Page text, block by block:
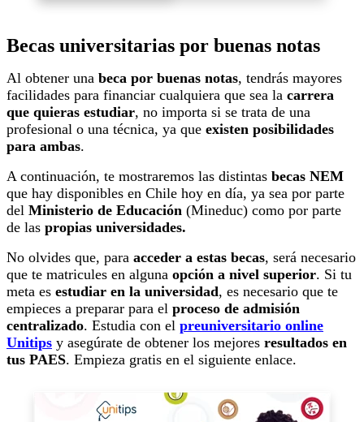
Becas universitarias por buenas notas
Al obtener una beca por buenas notas, tendrás mayores
facilidades para financiar cualquiera que sea la carrera
que quieras estudiar, no importa si se trata de una
profesional o una técnica, ya que existen posibilidades
para ambas.
A continuación, te mostraremos las distintas becas NEM
que hay disponibles en Chile hoy en día, ya sea por parte
del Ministerio de Educación (Mineduc) como por parte
de las propias universidades.
No olvides que, para acceder a estas becas, será necesario
que te matricules en alguna opción a nivel superior. Si tu
meta es estudiar en la universidad, es necesario que te
empieces a preparar para el proceso de admisión
centralizado. Estudia con el preuniversitario online
Unitips y asegúrate de obtener los mejores resultados en
tus PAES. Empieza gratis en el siguiente enlace.